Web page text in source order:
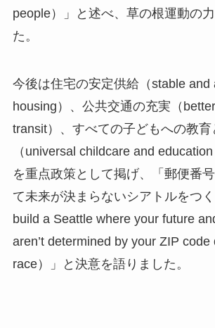
people）」と述べ、草の根運動の
た。
今後は住宅の安定供給（stable and
housing）、公共交通の充実（
transit）、すべての子どもへの教育
（universal childcare and education
を重点政策として掲げ、「郵便番
て未来が決まらないシアトルをつ
build a Seattle where your future
aren’t determined by your ZIP code
race）」と決意を語りました。